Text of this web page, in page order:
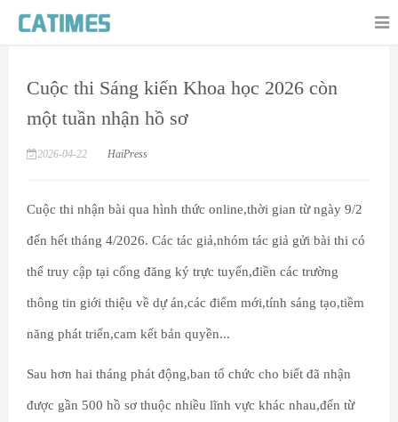
Cuộc thi Sáng kiến Khoa học 2026 còn
một tuần nhận hồ sơ
2026-04-22 HaiPress
Cuộc thi nhận bài qua hình thức online,thời gian từ ngày 9/2
đến hết tháng 4/2026. Các tác giả,nhóm tác giả gửi bài thi có
thể truy cập tại cổng đăng ký trực tuyến,điền các trường
thông tin giới thiệu về dự án,các điểm mới,tính sáng tạo,tiềm
năng phát triển,cam kết bản quyền...
Sau hơn hai tháng phát động,ban tổ chức cho biết đã nhận
được gần 500 hồ sơ thuộc nhiều lĩnh vực khác nhau,đến từ